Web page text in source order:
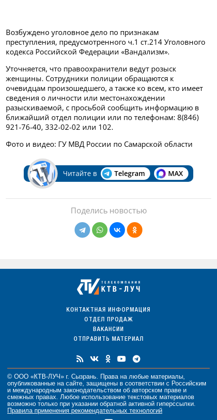
Возбуждено уголовное дело по признакам
преступления, предусмотренного ч.1 ст.214 Уголовного
кодекса Российской Федерации «Вандализм».
Уточняется, что правоохранители ведут розыск
женщины. Сотрудники полиции обращаются к
очевидцам произошедшего, а также ко всем, кто имеет
сведения о личности или местонахождении
разыскиваемой, с просьбой сообщить информацию в
ближайший отдел полиции или по телефонам: 8(846)
921-76-40, 332-02-02 или 102.
Фото и видео: ГУ МВД России по Самарской области
Читайте в Telegram MAX
Поделись новостью
КОНТАКТНАЯ ИНФОРМАЦИЯ
ОТДЕЛ ПРОДАЖ
ВАКАНСИИ
ОТПРАВИТЬ МАТЕРИАЛ
© ООО «КТВ-ЛУЧ» г. Сызрань. Права на любые материалы,
опубликованные на сайте, защищены в соответствии с Российским
и международным законодательством об авторском праве и
смежных правах. Любое использование текстовых материалов
возможно только при указании обратной активной гиперссылки.
Правила применения рекомендательных технологий